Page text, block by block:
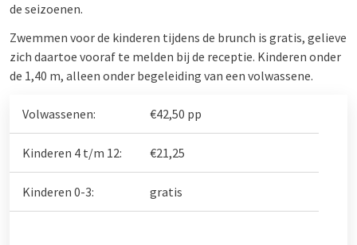
de seizoenen.
Zwemmen voor de kinderen tijdens de brunch is gratis, gelieve
zich daartoe vooraf te melden bij de receptie. Kinderen onder
de 1,40 m, alleen onder begeleiding van een volwassene.
Volwassenen: €42,50 pp
Kinderen 4 t/m 12: €21,25
Kinderen 0-3: gratis